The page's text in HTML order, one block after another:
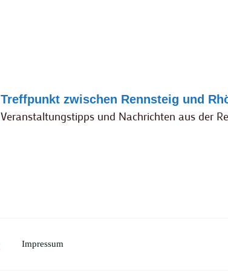
Treffpunkt zwischen Rennsteig und
Veranstaltungstipps und Nachrichten aus der
Impressum